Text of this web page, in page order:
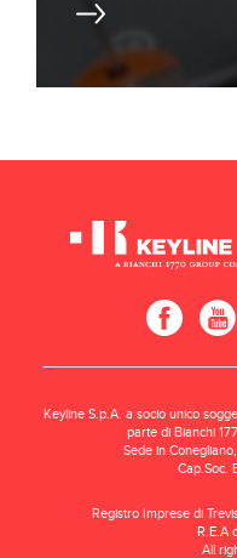
Keyline S.p.A. a socio unico
parte di Bianchi
Sede in
Cap.Soc.
Registro Imprese di
R.E.A
All